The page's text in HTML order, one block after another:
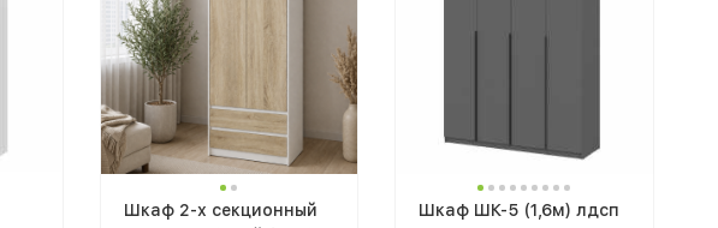
Шкаф 2-х секционный
Шкаф ШК-5 (1,6м) лдсп